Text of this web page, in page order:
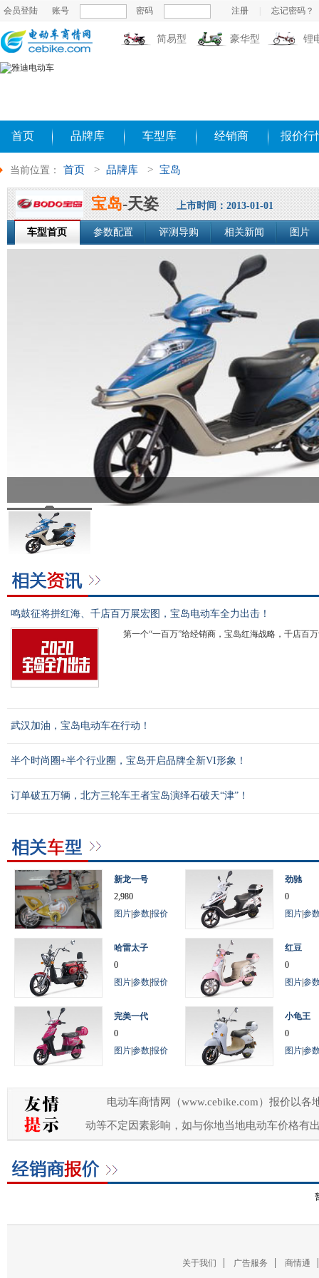
会员登陆 账号 密码 注册 | 忘
简易型 豪华型 锂
首页 品牌库 车型库 经销商 报价行
当前位置： 首页 > 品牌库 > 宝岛
宝岛-天姿 上市时间：2013-01-01
车型首页 参数配置 评测导购 相关新闻 图片
鸣鼓征将拼红海、千店百万展宏图，宝岛电动车全力出击！
第一个“一百万”给经销商，宝岛红海战略，千店百
武汉加油，宝岛电动车在行动！
半个时尚圈+半个行业圈，宝岛开启品牌全新VI形象！
订单破五万辆，北方三轮车王者宝岛演绎石破天“津”！
新龙一号
2,980
图片参数报价
劲驰
0
图片参
哈雷太子
0
图片参数报价
红豆
0
图片参
完美一代
0
图片参数报价
小龟王
0
图片参
电动车商情网（www.cebike.com）报价以
动等不定因素影响，如与你地当地电动车价格有
关于我们 广告服务 商情通